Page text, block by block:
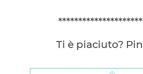
Ti è piaciuto?